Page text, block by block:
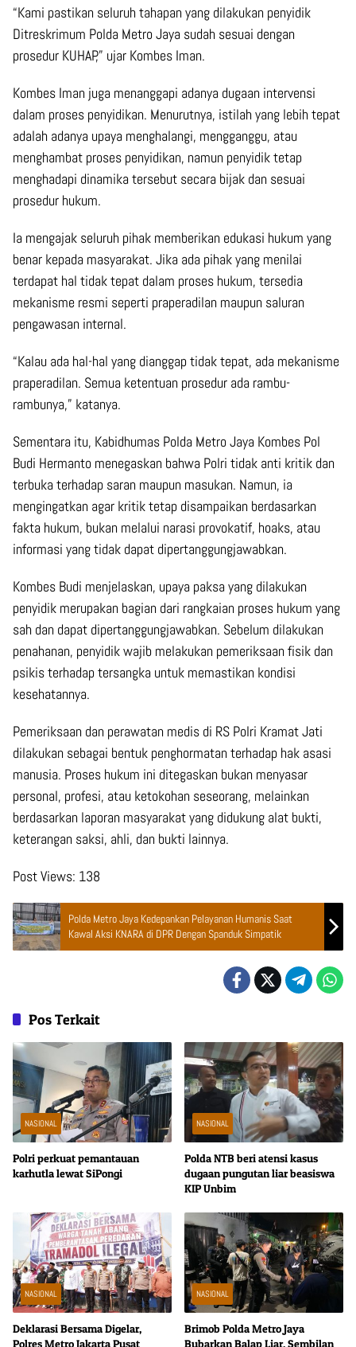
“Kami pastikan seluruh tahapan yang dilakukan penyidik
Ditreskrimum Polda Metro Jaya sudah sesuai dengan
prosedur KUHAP,” ujar Kombes Iman.
Kombes Iman juga menanggapi adanya dugaan intervensi
dalam proses penyidikan. Menurutnya, istilah yang lebih tepat
adalah adanya upaya menghalangi, mengganggu, atau
menghambat proses penyidikan, namun penyidik tetap
menghadapi dinamika tersebut secara bijak dan sesuai
prosedur hukum.
Ia mengajak seluruh pihak memberikan edukasi hukum yang
benar kepada masyarakat. Jika ada pihak yang menilai
terdapat hal tidak tepat dalam proses hukum, tersedia
mekanisme resmi seperti praperadilan maupun saluran
pengawasan internal.
“Kalau ada hal-hal yang dianggap tidak tepat, ada mekanisme
praperadilan. Semua ketentuan prosedur ada rambu-
rambunya,” katanya.
Sementara itu, Kabidhumas Polda Metro Jaya Kombes Pol
Budi Hermanto menegaskan bahwa Polri tidak anti kritik dan
terbuka terhadap saran maupun masukan. Namun, ia
mengingatkan agar kritik tetap disampaikan berdasarkan
fakta hukum, bukan melalui narasi provokatif, hoaks, atau
informasi yang tidak dapat dipertanggungjawabkan.
Kombes Budi menjelaskan, upaya paksa yang dilakukan
penyidik merupakan bagian dari rangkaian proses hukum yang
sah dan dapat dipertanggungjawabkan. Sebelum dilakukan
penahanan, penyidik wajib melakukan pemeriksaan fisik dan
psikis terhadap tersangka untuk memastikan kondisi
kesehatannya.
Pemeriksaan dan perawatan medis di RS Polri Kramat Jati
dilakukan sebagai bentuk penghormatan terhadap hak asasi
manusia. Proses hukum ini ditegaskan bukan menyasar
personal, profesi, atau ketokohan seseorang, melainkan
berdasarkan laporan masyarakat yang didukung alat bukti,
keterangan saksi, ahli, dan bukti lainnya.
Post Views: 138
Polda Metro Jaya Kedepankan Pelayanan Humanis Saat
Kawal Aksi KNARA di DPR Dengan Spanduk Simpatik
Pos Terkait
NASIONAL
Polri perkuat pemantauan
karhutla lewat SiPongi
NASIONAL
Polda NTB beri atensi kasus
dugaan pungutan liar beasiswa
KIP Unbim
NASIONAL
Deklarasi Bersama Digelar,
Polres Metro Jakarta Pusat
NASIONAL
Brimob Polda Metro Jaya
Bubarkan Balap Liar, Sembilan